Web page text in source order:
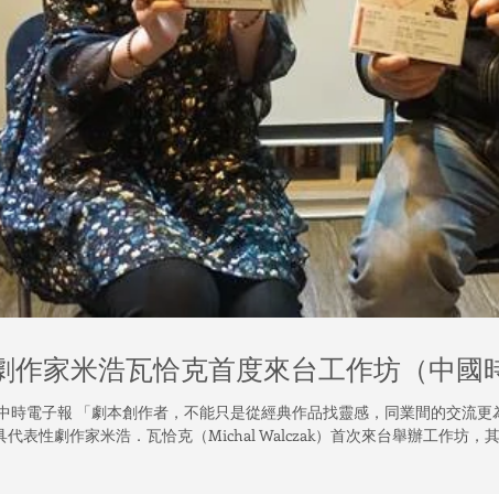
作家米浩瓦恰克首度來台工作坊（中國
時電子報 「劇本創作者，不能只是從經典作品找靈感，同業間的交流更
代表性劇作家米浩．瓦恰克（Michal Walczak）首次來台舉辦工作坊，